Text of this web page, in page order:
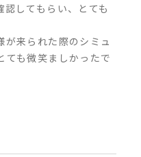
してもらい、とても
が来られた際のシミュ
ても微笑ましかったで